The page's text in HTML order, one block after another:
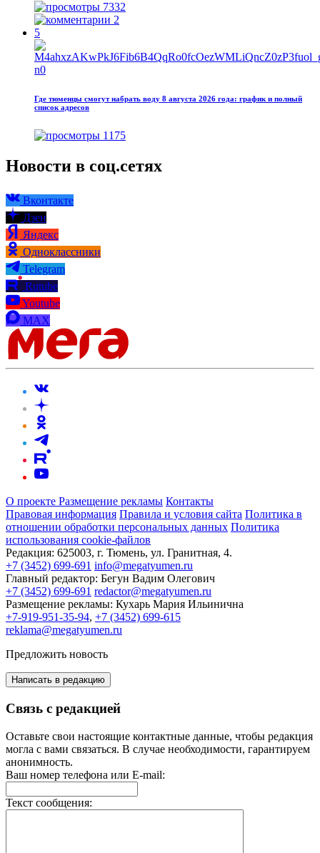
7332
2
5
Где тюменцы смогут набрать воду 8 августа 2026 года: график и полный
список адресов
1175
Новости в соц.сетях
Вконтакте
Дзен
Яндекс
Одноклассники
Telegram
Rutube
Youtube
MAX
О проекте Размещение рекламы Контакты
Правовая информация Правила и условия сайта Политика в
отношении обработки персональных данных Политика
использования cookie-файлов
Редакция: 625003, г. Тюмень, ул. Гранитная, 4.
+7 (3452) 699-691 info@megatyumen.ru
Главный редактор: Бегун Вадим Олегович
+7 (3452) 699-691 redactor@megatyumen.ru
Размещение рекламы: Кухарь Мария Ильинична
+7-919-951-35-94, +7 (3452) 699-615
reklama@megatyumen.ru
Предложить новость
Написать в редакцию
Связь с редакцией
Оставьте свои настоящие контактные данные, чтобы редакция
могла с вами связаться. В случае необходимости, гарантируем
анонимность.
Ваш номер телефона или E-mail:
Текст сообщения: